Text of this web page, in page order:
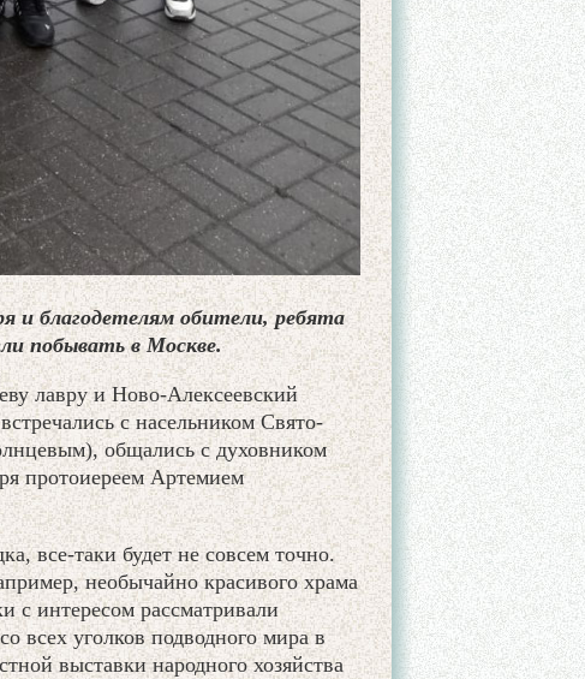
и благодетелям обители, ребята
побывать в Москве.
лавру и Ново-Алексеевский
с насельником Свято-
общались с духовником
протоиереем Артемием
все-таки будет не совсем точно.
необычайно красивого храма
с интересом рассматривали
всех уголков подводного мира в
выставки народного хозяйства